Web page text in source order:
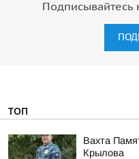
Подписывайтесь
ТОП
Вахта
Крылова